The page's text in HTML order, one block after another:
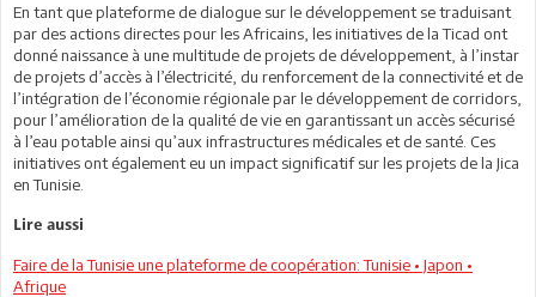
En tant que plateforme de dialogue sur le développement se traduisant
par des actions directes pour les Africains, les initiatives de la Ticad ont
donné naissance à une multitude de projets de développement, à l’instar
de projets d’accès à l’électricité, du renforcement de la connectivité et de
l’intégration de l’économie régionale par le développement de corridors,
pour l’amélioration de la qualité de vie en garantissant un accès sécurisé
à l’eau potable ainsi qu’aux infrastructures médicales et de santé. Ces
initiatives ont également eu un impact significatif sur les projets de la Jica
en Tunisie.
Lire aussi
Faire de la Tunisie une plateforme de coopération: Tunisie • Japon •
Afrique